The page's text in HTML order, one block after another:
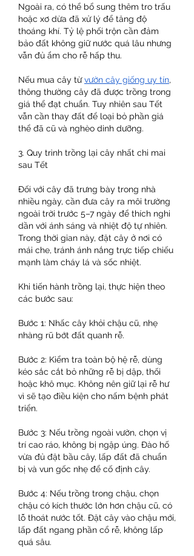
Ngoài ra, có thể bổ sung thêm tro trấu
hoặc xơ dừa đã xử lý để tăng độ
thoáng khí. Tỷ lệ phối trộn cần đảm
bảo đất không giữ nước quá lâu nhưng
vẫn đủ ẩm cho rễ hấp thu.
Nếu mua cây từ vườn cây giống uy tín,
thông thường cây đã được trồng trong
giá thể đạt chuẩn. Tuy nhiên sau Tết
vẫn cần thay đất để loại bỏ phần giá
thể đã cũ và nghèo dinh dưỡng.
3. Quy trình trồng lại cây nhất chi mai
sau Tết
Đối với cây đã trưng bày trong nhà
nhiều ngày, cần đưa cây ra môi trường
ngoài trời trước 5–7 ngày để thích nghi
dần với ánh sáng và nhiệt độ tự nhiên.
Trong thời gian này, đặt cây ở nơi có
mái che, tránh ánh nắng trực tiếp chiếu
mạnh làm cháy lá và sốc nhiệt.
Khi tiến hành trồng lại, thực hiện theo
các bước sau:
Bước 1: Nhấc cây khỏi chậu cũ, nhẹ
nhàng rũ bớt đất quanh rễ.
Bước 2: Kiểm tra toàn bộ hệ rễ, dùng
kéo sắc cắt bỏ những rễ bị dập, thối
hoặc khô mục. Không nên giữ lại rễ hư
vì sẽ tạo điều kiện cho nấm bệnh phát
triển.
Bước 3: Nếu trồng ngoài vườn, chọn vị
trí cao ráo, không bị ngập úng. Đào hố
vừa đủ đặt bầu cây, lấp đất đã chuẩn
bị và vun gốc nhẹ để cố định cây.
Bước 4: Nếu trồng trong chậu, chọn
chậu có kích thước lớn hơn chậu cũ, có
lỗ thoát nước tốt. Đặt cây vào chậu mới,
lấp đất ngang phần cổ rễ, không lấp
quá sâu.